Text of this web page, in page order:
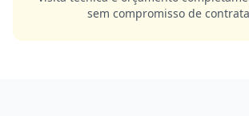
sem compromisso de